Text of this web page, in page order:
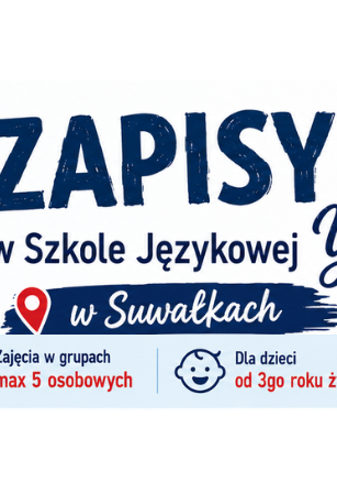
w ogłoszeniach
ogłoszenia z podana frazą